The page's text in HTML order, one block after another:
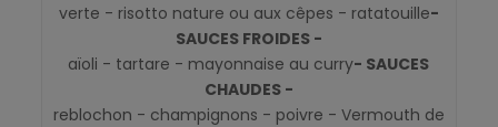
verte - risotto nature ou aux cêpes - ratatouille-
SAUCES FROIDES -
aïoli - tartare - mayonnaise au curry- SAUCES
CHAUDES -
reblochon - champignons - poivre - Vermouth de